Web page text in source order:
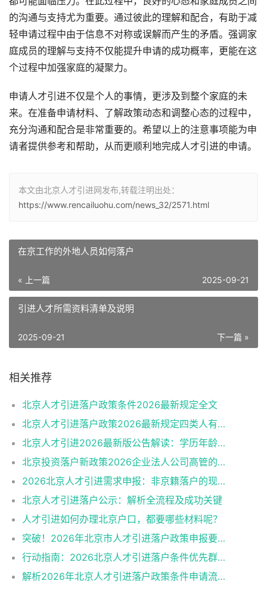
的沟通与支持尤为重要。通过彼此的理解和配合，有助于减
轻申请过程中由于信息不对称或误解而产生的矛盾。强调家
庭成员的理解与支持不仅能提升申请的成功概率，更能在这
个过程中加强家庭的凝聚力。
申请人才引进不仅是个人的事情，更涉及到整个家庭的未
来。在准备申请材料、了解政策动态和调整心态的过程中，
充分沟通和配合是非常重要的。希望以上的注意事项能为申
请者提供参考和帮助，从而更顺利地完成人才引进的申请。
本文由北京人才引进网发布,转载注明出处：
https://www.rencailuohu.com/news_32/2571.html
在京工作的外地人员如何落户
« 上一篇 2025-09-21
引进人才所需资料清单及说明
下一篇 »
2025-09-21
相关推荐
北京人才引进落户政策条件2026最新规定全文
北京人才引进落户政策2026最新规定四类人有资格
北京人才引进2026最新版公告解读：学历年龄是门槛
北京投资落户新政策2026企业法人公司高管的福音
2026北京人才引进需求申报：非京籍落户的现状与困境
北京人才引进落户公示：解析全流程及成功关键
人才引进如何办理北京户口，都要哪些材料呢？
突破！2026年北京市人才引进落户政策申报要求操作指南
行动指南：2026北京人才引进落户条件优先群体政策红利
解析2026年北京人才引进落户政策条件申请流程材料准备